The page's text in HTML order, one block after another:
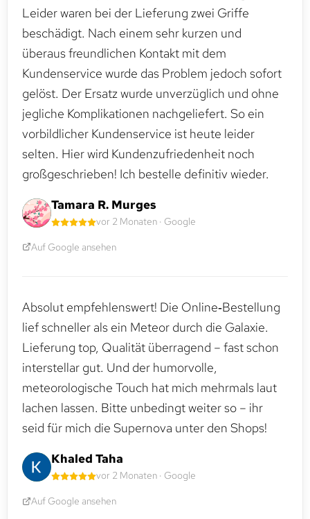
Leider waren bei der Lieferung zwei Griffe
beschädigt. Nach einem sehr kurzen und
überaus freundlichen Kontakt mit dem
Kundenservice wurde das Problem jedoch sofort
gelöst. Der Ersatz wurde unverzüglich und ohne
jegliche Komplikationen nachgeliefert. So ein
vorbildlicher Kundenservice ist heute leider
selten. Hier wird Kundenzufriedenheit noch
großgeschrieben! Ich bestelle definitiv wieder.
Tamara R. Murges
vor 2 Monaten · Google
Auf Google ansehen
Absolut empfehlenswert! Die Online‑Bestellung
lief schneller als ein Meteor durch die Galaxie.
Lieferung top, Qualität überragend – fast schon
interstellar gut. Und der humorvolle,
meteorologische Touch hat mich mehrmals laut
lachen lassen. Bitte unbedingt weiter so – ihr
seid für mich die Supernova unter den Shops!
Khaled Taha
vor 2 Monaten · Google
Auf Google ansehen